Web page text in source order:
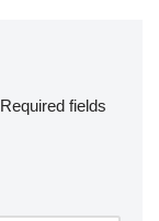
Required fields